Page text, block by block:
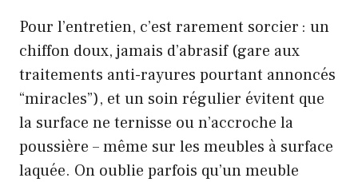
Pour l’entretien, c’est rarement sorcier : un
chiffon doux, jamais d’abrasif (gare aux
traitements anti-rayures pourtant annoncés
“miracles”), et un soin régulier évitent que
la surface ne ternisse ou n’accroche la
poussière – même sur les meubles à surface
laquée. On oublie parfois qu’un meuble